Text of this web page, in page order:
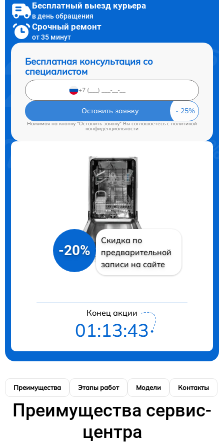
Бесплатный выезд курьера
в день обращения
Срочный ремонт
от 35 минут
Бесплатная консультация со
специалистом
Оставить заявку
Нажимая на кнопку "Оставить заявку" Вы соглашаетесь cполитикой
конфиденциальности
-20%
Скидка по
предварительной
записи на сайте
Конец акции
01:13:42
Преимущества Этапы работ Модели Контакты
Преимущества сервис-
центра